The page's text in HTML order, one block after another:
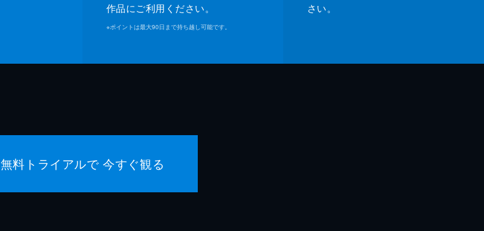
作品にご利用ください。
※ポイントは最大90日まで持ち越し可能です。
さい。
無料トライアルで 今すぐ観る